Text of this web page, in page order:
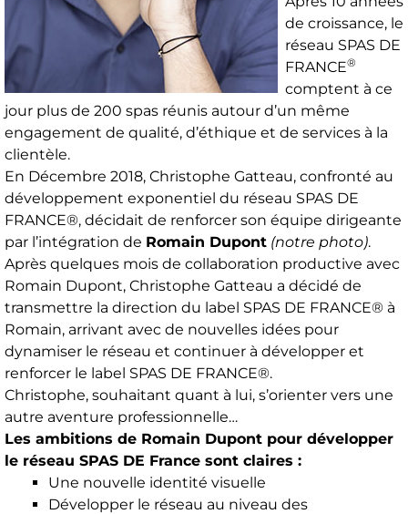
de croissance, le
réseau SPAS DE
FRANCE®
comptent à ce
jour plus de 200 spas réunis autour d’un même
engagement de qualité, d’éthique et de services à la
clientèle.
En Décembre 2018, Christophe Gatteau, confronté au
développement exponentiel du réseau SPAS DE
FRANCE®, décidait de renforcer son équipe dirigeante
par l’intégration de Romain Dupont (notre photo).
Après quelques mois de collaboration productive avec
Romain Dupont, Christophe Gatteau a décidé de
transmettre la direction du label SPAS DE FRANCE® à
Romain, arrivant avec de nouvelles idées pour
dynamiser le réseau et continuer à développer et
renforcer le label SPAS DE FRANCE®.
Christophe, souhaitant quant à lui, s’orienter vers une
autre aventure professionnelle…
Les ambitions de Romain Dupont pour développer
le réseau SPAS DE France sont claires :
Une nouvelle identité visuelle
Développer le réseau au niveau des